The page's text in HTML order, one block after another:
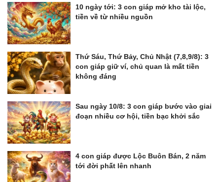
10 ngày tới: 3 con giáp mở kho tài lộc,
tiền về từ nhiều nguồn
Thứ Sáu, Thứ Bảy, Chủ Nhật (7,8,9/8): 3
con giáp giữ ví, chủ quan là mất tiền
không đáng
Sau ngày 10/8: 3 con giáp bước vào giai
đoạn nhiều cơ hội, tiền bạc khởi sắc
4 con giáp được Lộc Buôn Bán, 2 năm
tới đời phất lên nhanh